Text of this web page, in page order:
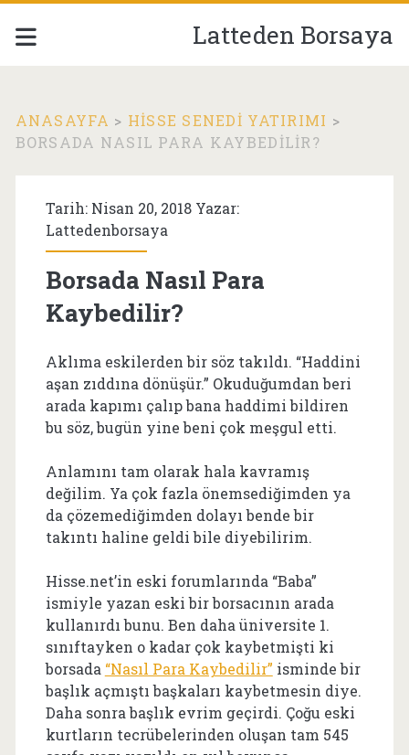
Latteden Borsaya
ANASAYFA > HISSE SENEDI YATIRIMI >
BORSADA NASIL PARA KAYBEDILIR?
Tarih: Nisan 20, 2018 Yazar:
Lattedenborsaya
Borsada Nasıl Para
Kaybedilir?
Aklıma eskilerden bir söz takıldı. “Haddini
aşan zıddına dönüşür.” Okuduğumdan beri
arada kapımı çalıp bana haddimi bildiren
bu söz, bugün yine beni çok meşgul etti.
Anlamını tam olarak hala kavramış
değilim. Ya çok fazla önemsediğimden ya
da çözemediğimden dolayı bende bir
takıntı haline geldi bile diyebilirim.
Hisse.net’in eski forumlarında “Baba”
ismiyle yazan eski bir borsacının arada
kullanırdı bunu. Ben daha üniversite 1.
sınıftayken o kadar çok kaybetmişti ki
borsada “Nasıl Para Kaybedilir” isminde bir
başlık açmıştı başkaları kaybetmesin diye.
Daha sonra başlık evrim geçirdi. Çoğu eski
kurtların tecrübelerinden oluşan tam 545